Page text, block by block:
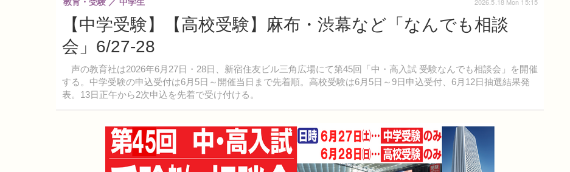
【中学受験】【高校受験】麻布・渋幕など「なんでも相談
会」6/27-28
声の教育社は2026年6月27日・28日、新宿住友ビル三角広場にて第45回「中・高入試 受験なんでも相談会」を開催
する。中学受験の申込受付は6月5日～開催当日まで先着順。高校受験は6月5日～9日申込受付、6月12日抽選結果発
表。13日正午から2次申込を先着で受け付ける。